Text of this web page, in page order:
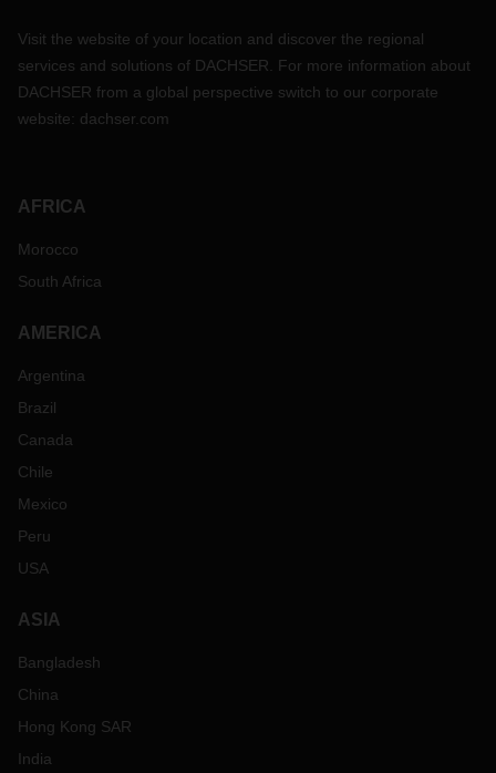
Visit the website of your location and discover the regional
services and solutions of DACHSER. For more information about
DACHSER from a global perspective switch to our corporate
website: dachser.com
AFRICA
Morocco
South Africa
AMERICA
Argentina
Brazil
Canada
Chile
Mexico
Peru
USA
ASIA
Bangladesh
China
Hong Kong SAR
India